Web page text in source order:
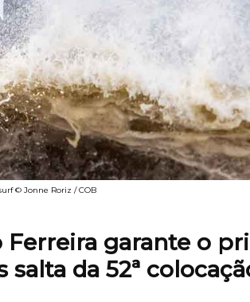
© Jonne Roriz / COB
garante o
da 52ª